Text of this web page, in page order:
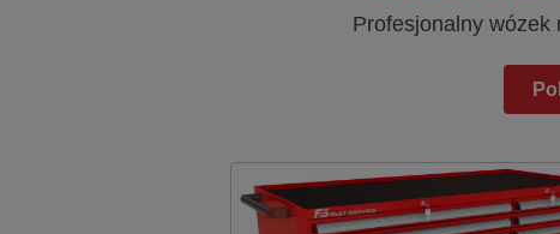
Profesjonalny wózek